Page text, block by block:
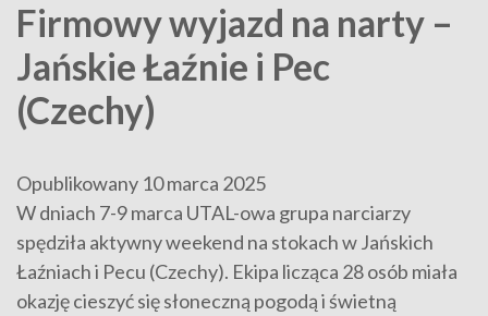
Firmowy wyjazd na narty –
Jańskie Łaźnie i Pec
(Czechy)
Opublikowany 10 marca 2025
W dniach 7-9 marca UTAL-owa grupa narciarzy
spędziła aktywny weekend na stokach w Jańskich
Łaźniach i Pecu (Czechy). Ekipa licząca 28 osób miała
okazję cieszyć się słoneczną pogodą i świetną